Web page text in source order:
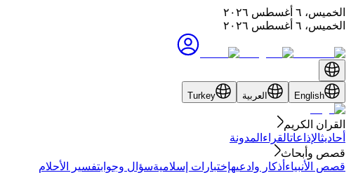
الخميس، ٦ أغسطس ٢٠٢٦
الخميس، ٦ أغسطس ٢٠٢٦
English العربية Turkey
القران الكريم
أحاديثالإذاعاتالقراء المدونة
قصص وأبحاث
قصص الأنبياء أذكار وادعيهإختبارات إسلاميةسؤال وجوابتفسير الأحلام